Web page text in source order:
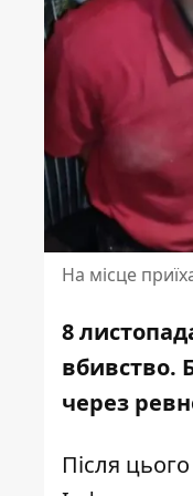
На місце
8
вбивство.
через
Після